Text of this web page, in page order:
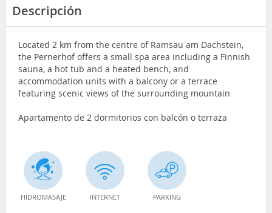
Descripción
Located 2 km from the centre of Ramsau am Dachstein,
the Pernerhof offers a small spa area including a Finnish
sauna, a hot tub and a heated bench, and
accommodation units with a balcony or a terrace
featuring scenic views of the surrounding mountain
Apartamento de 2 dormitorios con balcón o terraza
HIDROMASAJE INTERNET PARKING